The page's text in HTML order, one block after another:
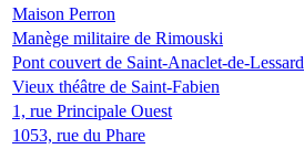
Maison Perron
Manège militaire de Rimouski
Pont couvert de Saint-Anaclet-de-Lessard
Vieux théâtre de Saint-Fabien
1, rue Principale Ouest
1053, rue du Phare